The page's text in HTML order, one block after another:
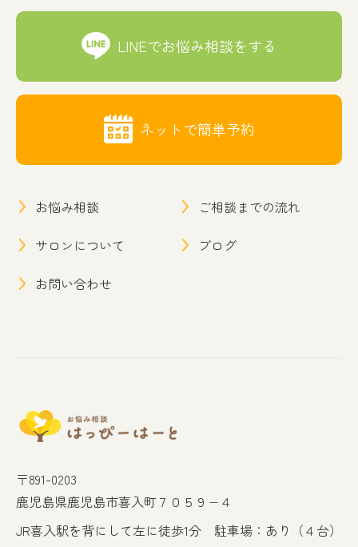
LINEでお悩み相談をする
ネットで簡単予約
お悩み相談
ご相談までの流れ
サロンについて
ブログ
お問い合わせ
〒891-0203
鹿児島県鹿児島市喜入町７０５９−４
JR喜入駅を背にして左に徒歩1分 駐車場：あり（４台）